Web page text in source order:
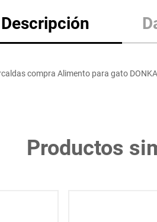
Descripción
compra Alimento para gato
Productos